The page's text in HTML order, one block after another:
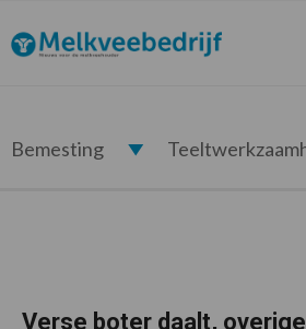
de
hoofdnavigatie
de
hoofd
de
eerste
de
voettekst
Melkveebedrijf.nl
Bemesting
Verse boter daalt, overige